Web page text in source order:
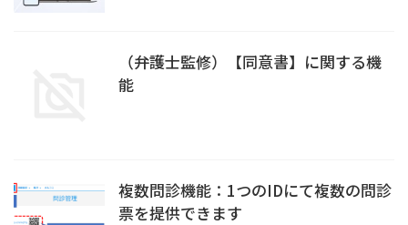
（弁護士監修）【同意書】に関する機
能
複数問診機能：1つのIDにて複数の問診
票を提供できます